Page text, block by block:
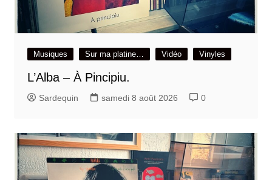
Musiques Sur ma platine… Vidéo Vinyles
L’Alba – À Pincipiu.
Sardequin samedi 8 août 2026 0